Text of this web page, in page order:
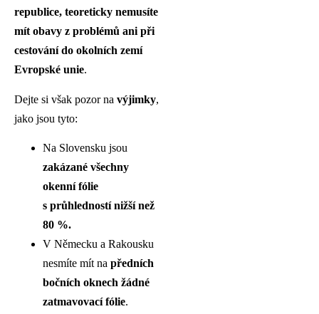
republice, teoreticky nemusíte
mít obavy z problémů ani při
cestování do okolních zemí
Evropské unie.
Dejte si však pozor na výjimky,
jako jsou tyto:
Na Slovensku jsou
zakázané všechny
okenní fólie
s průhledností nižší než
80 %.
V Německu a Rakousku
nesmíte mít na předních
bočních oknech žádné
zatmavovací fólie.